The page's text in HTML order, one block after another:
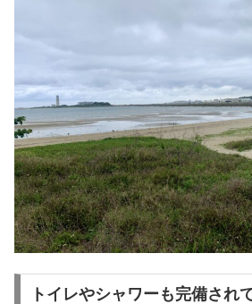
トイレやシャワーも完備され